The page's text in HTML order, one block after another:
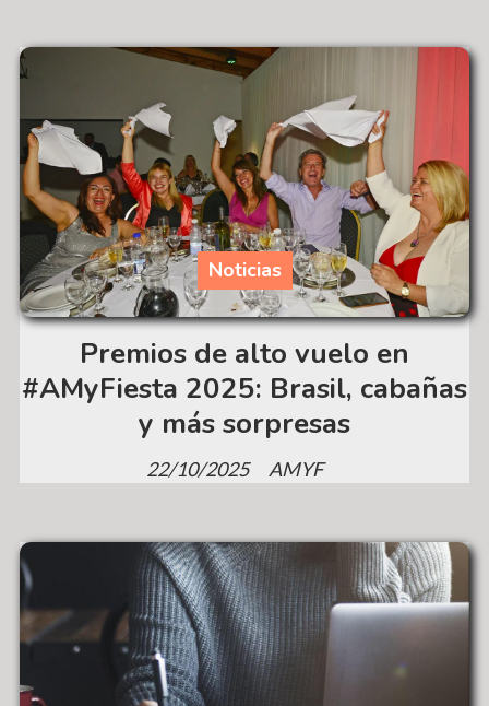
Premios de alto vuelo en
#AMyFiesta 2025: Brasil, cabañas
y más sorpresas
AMYF
Noticias
22/10/2025